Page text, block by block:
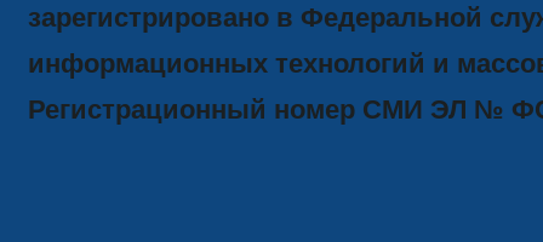
зарегистрировано в Федеральной
информационных технологий и
Регистрационный номер СМИ ЭЛ №